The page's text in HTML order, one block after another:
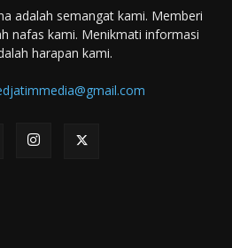
adalah semangat kami. Memberi
nafas kami. Menikmati informasi
harapan kami.